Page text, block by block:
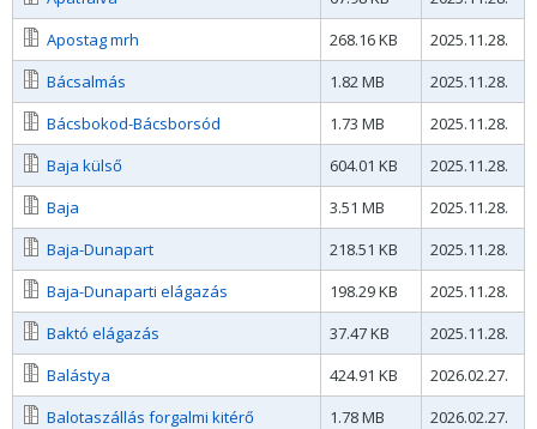
Apostag mrh
268.16 KB
2025.11.28.
Bácsalmás
1.82 MB
2025.11.28.
Bácsbokod-Bácsborsód
1.73 MB
2025.11.28.
Baja külső
604.01 KB
2025.11.28.
Baja
3.51 MB
2025.11.28.
Baja-Dunapart
218.51 KB
2025.11.28.
Baja-Dunaparti elágazás
198.29 KB
2025.11.28.
Baktó elágazás
37.47 KB
2025.11.28.
Balástya
424.91 KB
2026.02.27.
Balotaszállás forgalmi kitérő
1.78 MB
2026.02.27.